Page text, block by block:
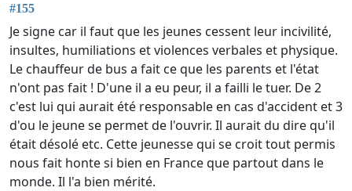
#155
Je signe car il faut que les jeunes cessent leur incivilité,
insultes, humiliations et violences verbales et physique.
Le chauffeur de bus a fait ce que les parents et l'état
n'ont pas fait ! D'une il a eu peur, il a failli le tuer. De 2
c'est lui qui aurait été responsable en cas d'accident et 3
d'ou le jeune se permet de l'ouvrir. Il aurait du dire qu'il
était désolé etc. Cette jeunesse qui se croit tout permis
nous fait honte si bien en France que partout dans le
monde. Il l'a bien mérité.